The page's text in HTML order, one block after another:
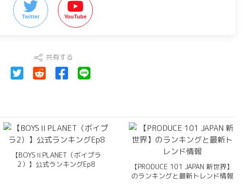
Twitter YouTube
共有する
【BOYSⅡPLANET（ボイプラ
2）】公式ランキングEp8
【PRODUCE 101 JAPAN 新世界】
のランキングと最新トレンド情報